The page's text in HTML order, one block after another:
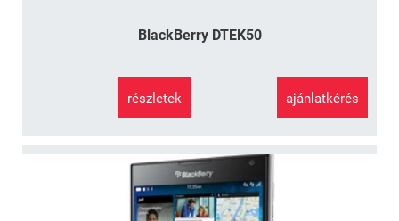
BlackBerry DTEK50
részletek ajánlatkérés